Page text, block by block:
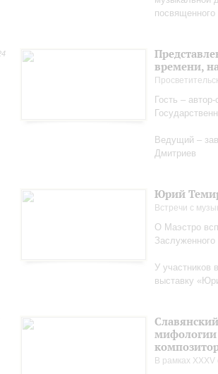
времени,
Гость –
Ведущий –
Дмитриев
Юрий
Встречи с
О Маэстро
У участников
выставку
мифологии
В рамках